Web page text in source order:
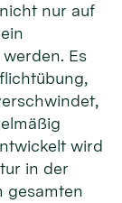
nur auf
Es
wird
in der
gesamten